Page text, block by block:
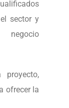
sector y
proyecto,
ofrecer la